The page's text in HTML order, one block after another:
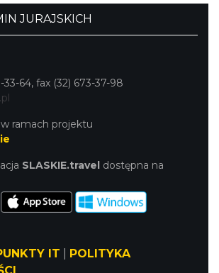
JURAJSKICH
64, fax (32) 673-37-98
ramach projektu
SLASKIE.travel dostępna na
IT
POLITYKA